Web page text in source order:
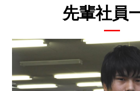
先輩社員